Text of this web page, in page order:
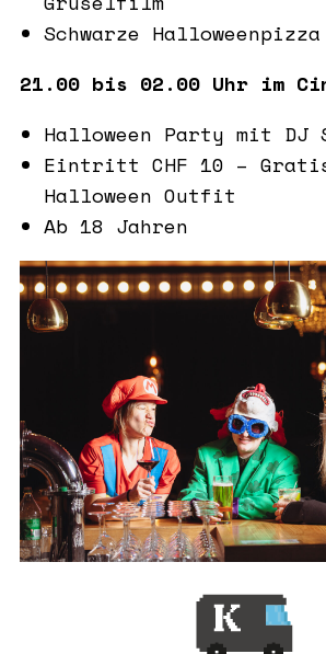
Schwarze Halloweenpizza
21.00 bis 02.00 Uhr im
Halloween Party mit DJ
Eintritt CHF 10 –
Halloween Outfit
Ab 18 Jahren